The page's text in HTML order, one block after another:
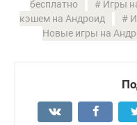
бесплатно
Игры
кэшем на Андроид
Новые игры на